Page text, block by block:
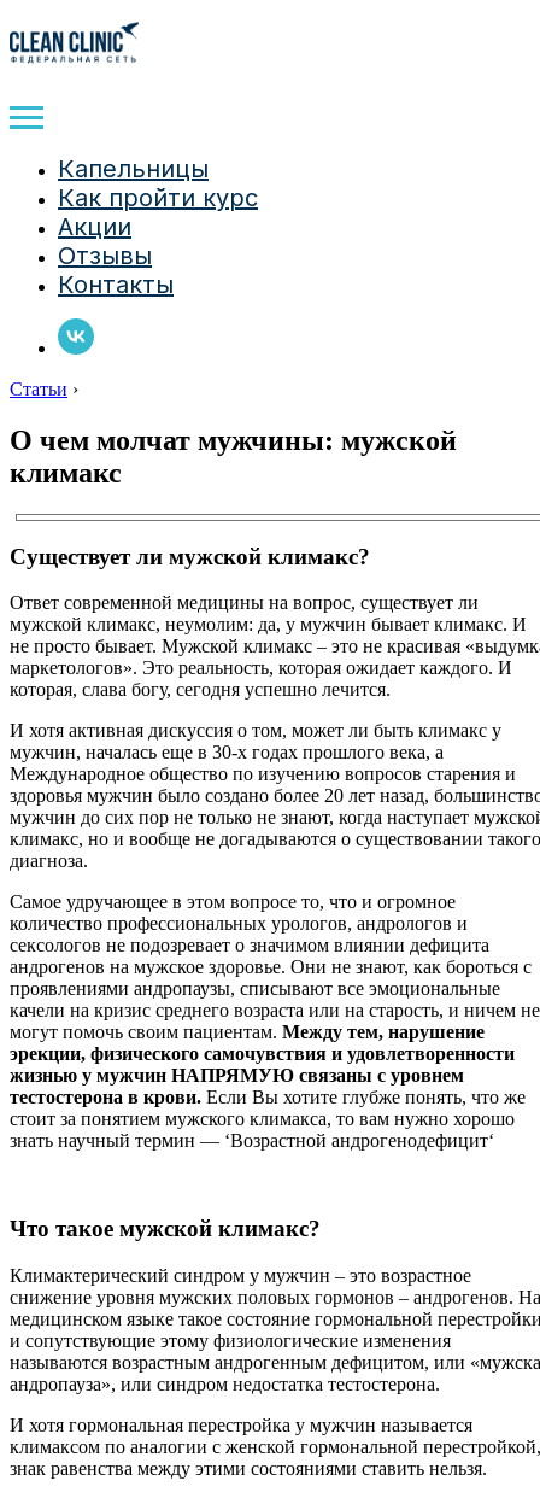
Капельницы
Как пройти курс
Акции
Отзывы
Контакты
Статьи ›
О чем молчат мужчины: мужской
климакс
Существует ли мужской климакс?
Ответ современной медицины на вопрос, существует ли
мужской климакс, неумолим: да, у мужчин бывает климакс. И
не просто бывает. Мужской климакс – это не красивая
маркетологов». Это реальность, которая ожидает каждого. И
которая, слава богу, сегодня успешно лечится.
И хотя активная дискуссия о том, может ли быть климакс у
мужчин, началась еще в 30-х годах прошлого века, а
Международное общество по изучению вопросов старения и
здоровья мужчин было создано более 20 лет назад,
мужчин до сих пор не только не знают, когда наступает
климакс, но и вообще не догадываются о существовании такого
диагноза.
Самое удручающее в этом вопросе то, что и огромное
количество профессиональных урологов, андрологов и
сексологов не подозревает о значимом влиянии дефицита
андрогенов на мужское здоровье. Они не знают, как бороться с
проявлениями андропаузы, списывают все эмоциональные
качели на кризис среднего возраста или на старость, и ничем не
могут помочь своим пациентам. Между тем, нарушение
эрекции, физического самочувствия и удовлетворенности
жизнью у мужчин НАПРЯМУЮ связаны с уровнем
тестостерона в крови. Если Вы хотите глубже понять, что же
стоит за понятием мужского климакса, то вам нужно хорошо
знать научный термин — ‘Возрастной андрогенодефицит‘
Что такое мужской климакс?
Климактерический синдром у мужчин – это возрастное
снижение уровня мужских половых гормонов – андрогенов. На
медицинском языке такое состояние гормональной
и сопутствующие этому физиологические изменения
называются возрастным андрогенным дефицитом, или
андропауза», или синдром недостатка тестостерона.
И хотя гормональная перестройка у мужчин называется
климаксом по аналогии с женской гормональной перестройкой,
знак равенства между этими состояниями ставить нельзя.